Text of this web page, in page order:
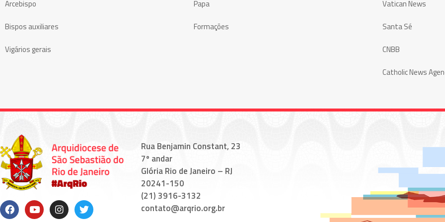
Arcebispo
Bispos auxiliares
Vigários gerais
Papa
Formações
Vatican News
Santa Sé
CNBB
Catholic News
Rua Benjamin Constant, 23
7º andar
Glória Rio de Janeiro – RJ
20241-150
(21) 3916-3132
contato@arqrio.org.br